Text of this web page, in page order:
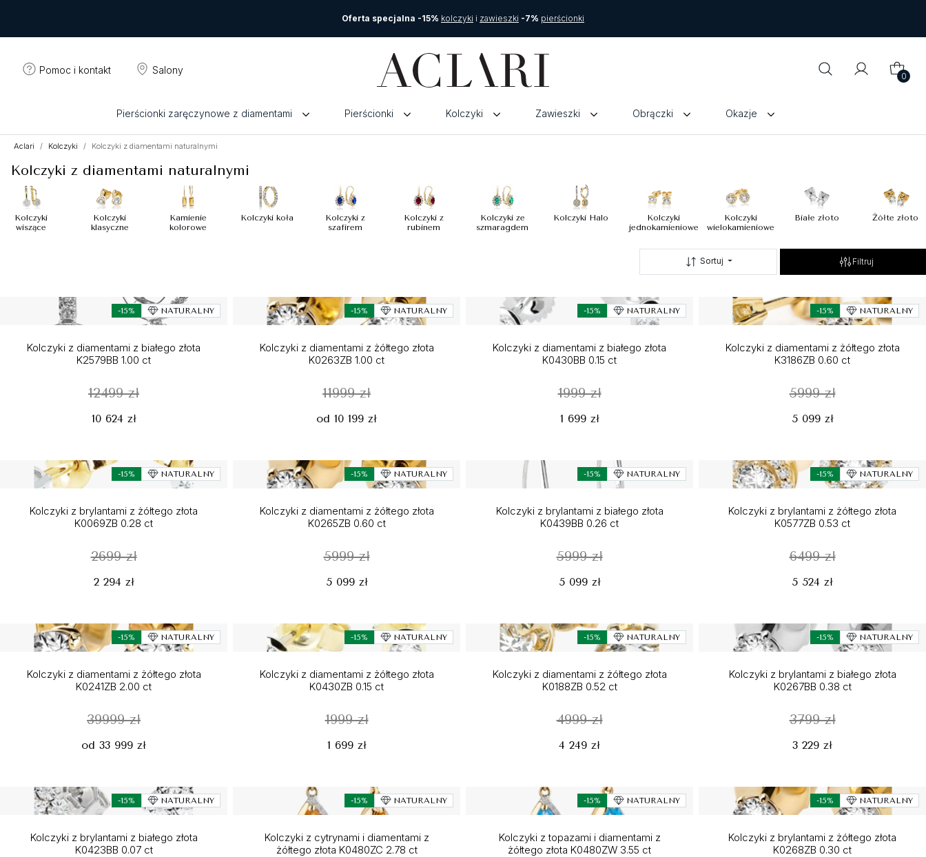
Oferta specjalna -15% kolczyki i zawieszki -7% pierścionki
Pomoc i kontakt Salony
0
Pierścionki zaręczynowe z diamentami Pierścionki Kolczyki Zawieszki Obrączki Okazje
Aclari Kolczyki Kolczyki z diamentami naturalnymi
Kolczyki z diamentami naturalnymi
Kolczyki
wiszące
Kolczyki
klasyczne
Kamienie
kolorowe
Kolczyki koła
Kolczyki z
szafirem
Kolczyki z
rubinem
Kolczyki ze
szmaragdem
Kolczyki Halo
Kolczyki
jednokamieniowe
Kolczyki
wielokamieniowe
Białe złoto Żółte złoto
Sortuj Filtruj
-15% NATURALNY
Kolczyki z diamentami z białego złota
K2579BB 1.00 ct
12499 zł
10 624 zł
-15% NATURALNY
Kolczyki z diamentami z żółtego złota
K0263ZB 1.00 ct
11999 zł
od 10 199 zł
-15% NATURALNY
Kolczyki z diamentami z białego złota
K0430BB 0.15 ct
1999 zł
1 699 zł
-15% NATURALNY
Kolczyki z diamentami z żółtego złota
K3186ZB 0.60 ct
5999 zł
5 099 zł
-15% NATURALNY
Kolczyki z brylantami z żółtego złota
K0069ZB 0.28 ct
2699 zł
2 294 zł
-15% NATURALNY
Kolczyki z diamentami z żółtego złota
K0265ZB 0.60 ct
5999 zł
5 099 zł
-15% NATURALNY
Kolczyki z brylantami z białego złota
K0439BB 0.26 ct
5999 zł
5 099 zł
-15% NATURALNY
Kolczyki z brylantami z żółtego złota
K0577ZB 0.53 ct
6499 zł
5 524 zł
-15% NATURALNY
Kolczyki z diamentami z żółtego złota
K0241ZB 2.00 ct
39999 zł
od 33 999 zł
-15% NATURALNY
Kolczyki z diamentami z żółtego złota
K0430ZB 0.15 ct
1999 zł
1 699 zł
-15% NATURALNY
Kolczyki z diamentami z żółtego złota
K0188ZB 0.52 ct
4999 zł
4 249 zł
-15% NATURALNY
Kolczyki z brylantami z białego złota
K0267BB 0.38 ct
3799 zł
3 229 zł
-15% NATURALNY
Kolczyki z brylantami z białego złota
K0423BB 0.07 ct
-15% NATURALNY
Kolczyki z cytrynami i diamentami z
żółtego złota K0480ZC 2.78 ct
-15% NATURALNY
Kolczyki z topazami i diamentami z
żółtego złota K0480ZW 3.55 ct
-15% NATURALNY
Kolczyki z brylantami z żółtego złota
K0268ZB 0.30 ct